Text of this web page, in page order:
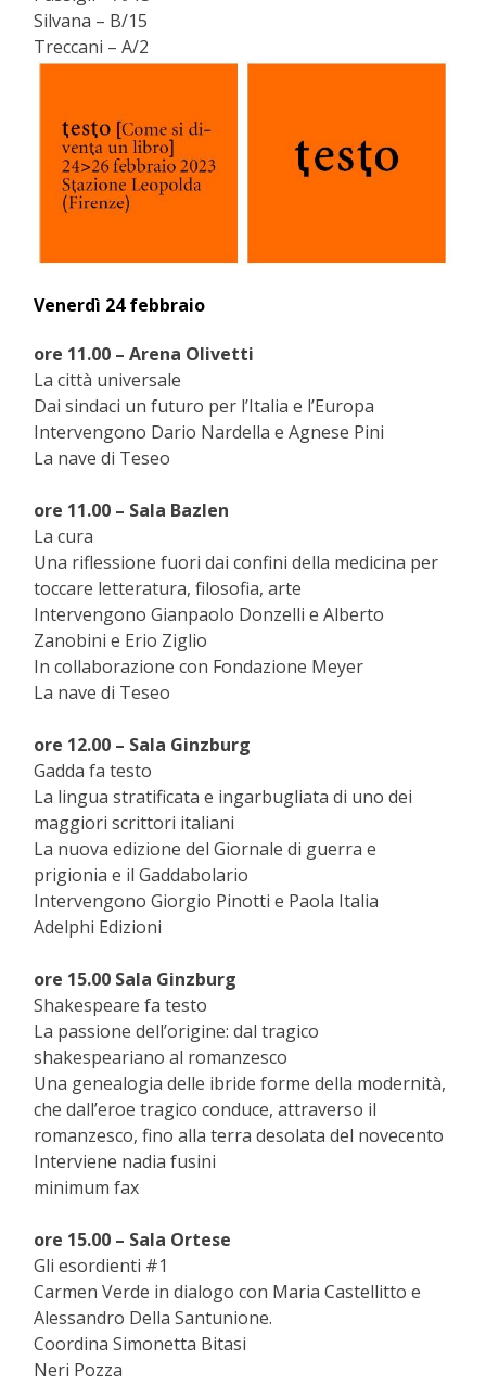
Silvana – B/15
Treccani – A/2
Venerdì 24 febbraio
ore 11.00 – Arena Olivetti
La città universale
Dai sindaci un futuro per l’Italia e l’Europa
Intervengono Dario Nardella e Agnese Pini
La nave di Teseo
ore 11.00 – Sala Bazlen
La cura
Una riflessione fuori dai confini della medicina per
toccare letteratura, filosofia, arte
Intervengono Gianpaolo Donzelli e Alberto
Zanobini e Erio Ziglio
In collaborazione con Fondazione Meyer
La nave di Teseo
ore 12.00 – Sala Ginzburg
Gadda fa testo
La lingua stratificata e ingarbugliata di uno dei
maggiori scrittori italiani
La nuova edizione del Giornale di guerra e
prigionia e il Gaddabolario
Intervengono Giorgio Pinotti e Paola Italia
Adelphi Edizioni
ore 15.00 Sala Ginzburg
Shakespeare fa testo
La passione dell’origine: dal tragico
shakespeariano al romanzesco
Una genealogia delle ibride forme della modernità,
che dall’eroe tragico conduce, attraverso il
romanzesco, fino alla terra desolata del novecento
Interviene nadia fusini
minimum fax
ore 15.00 – Sala Ortese
Gli esordienti #1
Carmen Verde in dialogo con Maria Castellitto e
Alessandro Della Santunione.
Coordina Simonetta Bitasi
Neri Pozza